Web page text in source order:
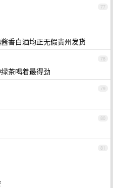
77
香白酒均正无假贵州发货
78
茶喝着最得劲
79
80
81